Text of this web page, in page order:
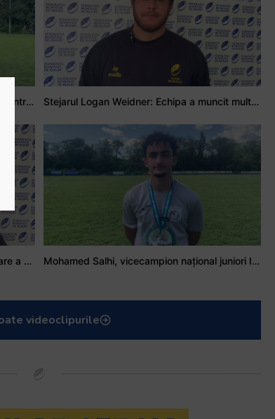
Adrian Țală: Visul meu este să debutez pentru România Stejarul Logan Weidner: Echipa a muncit mult, iar asta se va vedea în meciurile de la Nations Cup
Stejarul Iulian Hartig: A fost un turneu care a unit mai mult echipa Mohamed Salhi, vicecampion național juniori I: Rugby-ul te învață să accepți și înfrângerile
videoclipurile